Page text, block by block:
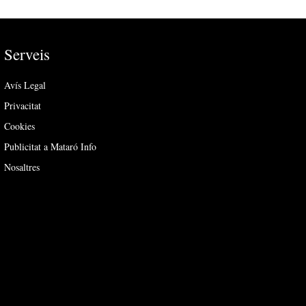
Serveis
Avís Legal
Privacitat
Cookies
Publicitat a Mataró Info
Nosaltres